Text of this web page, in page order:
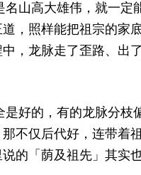
高大雄伟，就一定
，照样能把祖宗的家
，龙脉走了歪路、出
的，有的龙脉分枝
不仅后代好，连带着
的「荫及祖先」其实